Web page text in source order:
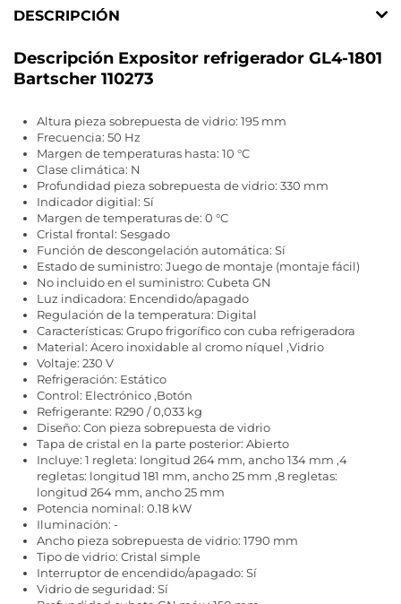
DESCRIPCIÓN
Descripción Expositor refrigerador GL4-1801
Bartscher 110273
Altura pieza sobrepuesta de vidrio: 195 mm
Frecuencia: 50 Hz
Margen de temperaturas hasta: 10 °C
Clase climática: N
Profundidad pieza sobrepuesta de vidrio: 330 mm
Indicador digitial: Sí
Margen de temperaturas de: 0 °C
Cristal frontal: Sesgado
Función de descongelación automática: Sí
Estado de suministro: Juego de montaje (montaje fácil)
No incluido en el suministro: Cubeta GN
Luz indicadora: Encendido/apagado
Regulación de la temperatura: Digital
Características: Grupo frigorífico con cuba refrigeradora
Material: Acero inoxidable al cromo níquel ,Vidrio
Voltaje: 230 V
Refrigeración: Estático
Control: Electrónico ,Botón
Refrigerante: R290 / 0,033 kg
Diseño: Con pieza sobrepuesta de vidrio
Tapa de cristal en la parte posterior: Abierto
Incluye: 1 regleta: longitud 264 mm, ancho 134 mm ,4
regletas: longitud 181 mm, ancho 25 mm ,8 regletas:
longitud 264 mm, ancho 25 mm
Potencia nominal: 0.18 kW
Iluminación: -
Ancho pieza sobrepuesta de vidrio: 1790 mm
Tipo de vidrio: Cristal simple
Interruptor de encendido/apagado: Sí
Vidrio de seguridad: Sí